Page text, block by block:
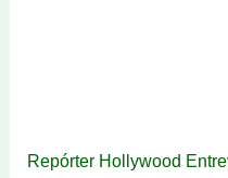
Repórter Hollywood